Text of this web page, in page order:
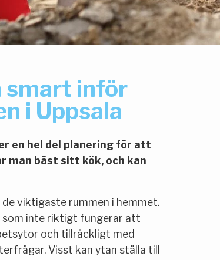
smart inför
i Uppsala
en hel del planering för att
man bäst sitt kök, och kan
viktigaste rummen i hemmet.
som inte riktigt fungerar att
och tillräckligt med
Visst kan ytan ställa till